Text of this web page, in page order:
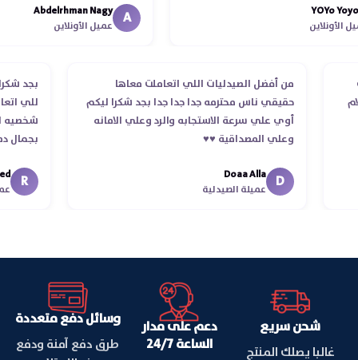
انتهاء موعد عمله ..فضل يتابع
استلمت ..شكرا جزيلا ليكم
Abdelrhman Nagy
عميل الأونلاين
من أفضل الصيدليات اللي اتعاملت معاها
حقيقي ناس محترمه جدا جدا جدا بجد شكرا ليكم
أوي علي سرعة الاستجابه والرد وعلي الامانه
وعلي المصداقية ♥️♥️‏
D
Doaa Alla
عميلة الصيدلية
R
شحن سريع
غالبا يصلك المنتج
دعم على مدار
الساعة 24/7
وسائل دفع متعددة
طرق دفع آمنة ودفع